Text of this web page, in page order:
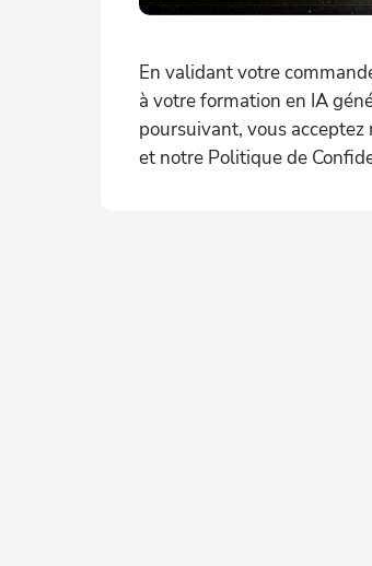
En validant votre
à votre formation en IA
poursuivant, vous
et notre Politique de